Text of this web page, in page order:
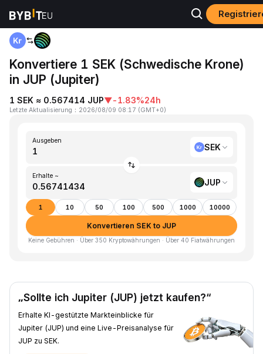
Home SEK to JUP
Konvertiere 1 SEK (Schwedische Krone)
in JUP (Jupiter)
1 SEK ≈ 0.567414 JUP▼-1.83%24h
Letzte Aktualisierung ： 2026/08/09 08:17 (GMT+0)
Ausgeben
SEK
Erhalte ~
JUP
1 10 50 100 500 1000 10000
Konvertieren SEK to JUP
Keine Gebühren · Über 350 Kryptowährungen · Über 40 Fiatwährungen
„Sollte ich Jupiter (JUP) jetzt kaufen?“
Erhalte KI-gestützte Markteinblicke für
Jupiter (JUP) und eine Live-Preisanalyse für
JUP zu SEK.